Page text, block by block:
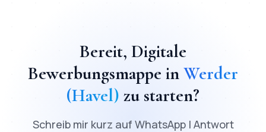
Bereit, Digitale
Bewerbungsmappe inWerder
(Havel) zu starten?
Schreib mir kurz auf WhatsApp | Antwort